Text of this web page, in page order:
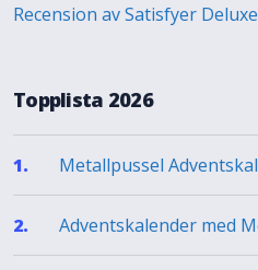
Recension av Satisfyer
Topplista 2026
1. Metallpussel
2. Adventskalender med